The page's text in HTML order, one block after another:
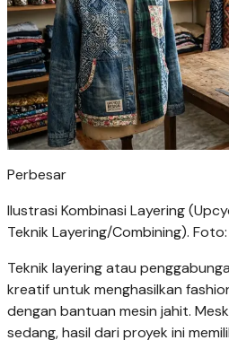
Perbesar
Ilustrasi Kombinasi Layering
Teknik Layering/Combining).
Teknik layering atau
kreatif untuk menghasilkan
dengan bantuan mesin jahit.
sedang, hasil dari proyek ini